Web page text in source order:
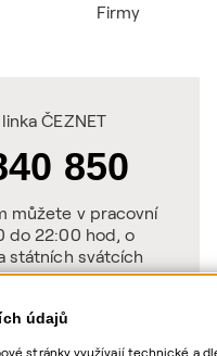
údajů
stránky využívají technické
Firmy
ČEZNET
850
můžete v pracovní
do 22:00 hod, o
státních svátcích
hod.